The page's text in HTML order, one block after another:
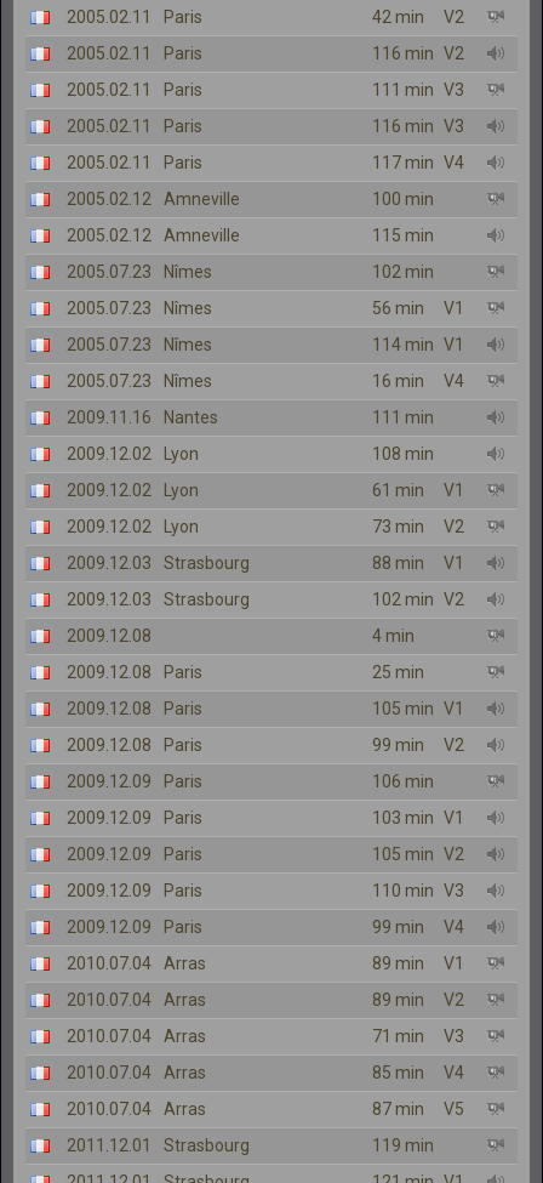
2005.02.11 Paris 42 min
V2
2005.02.11
Paris 116 min V2
2005.02.11
Paris 111 min V3
2005.02.11
Paris 116 min V3
2005.02.11
Paris 117 min V4
2005.02.12
Amneville
100 min
2005.02.12
Amneville
115 min
2005.07.23
Nîmes
102 min
2005.07.23
Nîmes 56 min
V1
2005.07.23
Nîmes 114 min V1
2005.07.23
Nîmes 16 min
V4
2009.11.16
Nantes
111 min
2009.12.02
Lyon
108 min
2009.12.02
Lyon 61 min
V1
2009.12.02
Lyon 73 min
V2
2009.12.03
Strasbourg 88 min
V1
2009.12.03
Strasbourg 102 min V2
2009.12.08
4 min
2009.12.08
Paris
25 min
2009.12.08
Paris 105 min V1
2009.12.08
Paris 99 min
V2
2009.12.09
Paris
106 min
2009.12.09
Paris 103 min V1
2009.12.09
Paris 105 min V2
2009.12.09
Paris 110 min V3
2009.12.09
Paris 99 min
V4
2010.07.04
Arras 89 min
V1
2010.07.04
Arras 89 min
V2
2010.07.04
Arras 71 min
V3
2010.07.04
Arras 85 min
V4
2010.07.04
Arras 87 min
V5
2011.12.01
Strasbourg
119 min